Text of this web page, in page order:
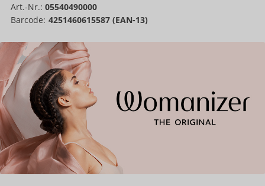
Art.-Nr.: 05540490000
Barcode: 4251460615587 (EAN-13)